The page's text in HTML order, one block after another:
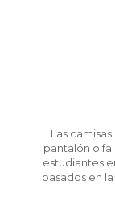
Las
pantalón o
estudiantes
basados ​​en